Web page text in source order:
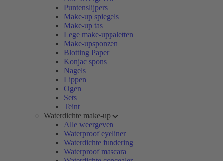
Puntenslijpers
Make-up spiegels
Make-up tas
Lege make-uppaletten
Make-upsponzen
Blotting Paper
Konjac spons
Nagels
Lippen
Ogen
Sets
Teint
Waterdichte make-up
Alle weergeven
Waterproof eyeliner
Waterdichte fundering
Waterproof mascara